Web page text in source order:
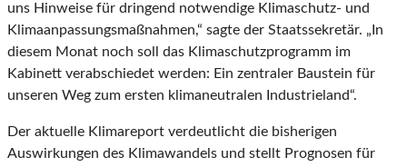
uns Hinweise für dringend notwendige Klimaschutz- und
Klimaanpassungsmaßnahmen,“ sagte der Staatssekretär. „In
diesem Monat noch soll das Klimaschutzprogramm im
Kabinett verabschiedet werden: Ein zentraler Baustein für
unseren Weg zum ersten klimaneutralen Industrieland“.
Der aktuelle Klimareport verdeutlicht die bisherigen
Auswirkungen des Klimawandels und stellt Prognosen für